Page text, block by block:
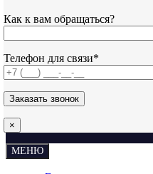
Как к вам обращаться?
Телефон для связи*
×
МЕНЮ